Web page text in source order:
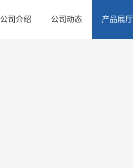
公司介绍 公司动态 产品展厅